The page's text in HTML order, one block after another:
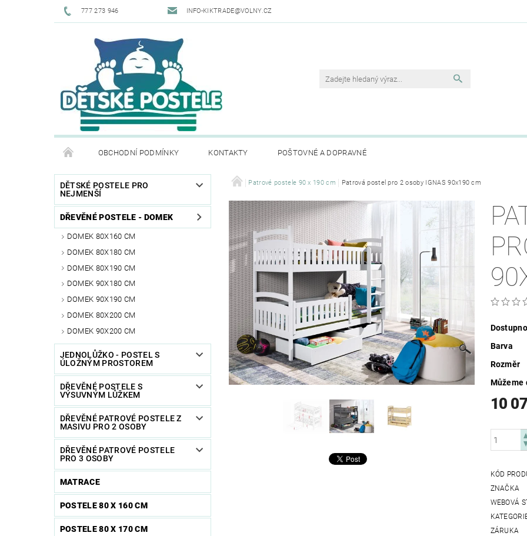
777 273 946 INFO-KIKTRADE@VOLNY.CZ
OBCHODNÍ PODMÍNKY KONTAKTY POŠTOVNÉ A DOPRAVNÉ
DĚTSKÉ POSTELE PRO
NEJMENŠÍ
DŘEVĚNÉ POSTELE - DOMEK
DOMEK 80X160 CM
DOMEK 80X180 CM
DOMEK 80X190 CM
DOMEK 90X180 CM
DOMEK 90X190 CM
DOMEK 80X200 CM
DOMEK 90X200 CM
JEDNOLŮŽKO - POSTEL S
ÚLOŽNÝM PROSTOREM
DŘEVĚNÉ POSTELE S
VÝSUVNÝM LŮŽKEM
DŘEVĚNÉ PATROVÉ POSTELE Z
MASIVU PRO 2 OSOBY
DŘEVĚNÉ PATROVÉ POSTELE
PRO 3 OSOBY
MATRACE
POSTELE 80 X 160 CM
POSTELE 80 X 170 CM
Patrové postele 90 x 190 cm Patrová postel pro 2 osoby IGNAS 90x190 cm
Barva
Rozměr
Můžeme
10
KÓD
ZNAČKA
WEBOVÁ
ZÁRUKA